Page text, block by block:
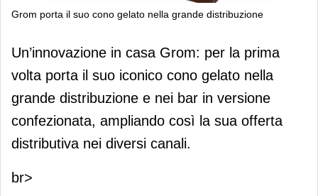
Grom porta il suo cono gelato nella grande distribuzione
Grom porta il suo cono gelato nella
grande distribuzione
Un’innovazione in casa Grom: per la prima
volta porta il suo iconico cono gelato nella
grande distribuzione e nei bar in versione
confezionata, ampliando così la sua offerta
distributiva nei diversi canali.
br>